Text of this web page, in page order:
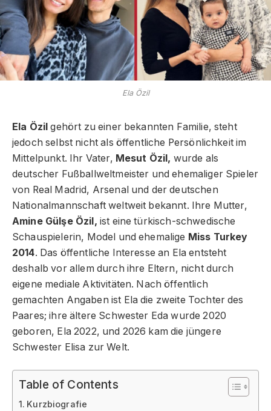
Ela Özil
Ela Özil gehört zu einer bekannten Familie, steht
jedoch selbst nicht als öffentliche Persönlichkeit im
Mittelpunkt. Ihr Vater, Mesut Özil, wurde als
deutscher Fußballweltmeister und ehemaliger Spieler
von Real Madrid, Arsenal und der deutschen
Nationalmannschaft weltweit bekannt. Ihre Mutter,
Amine Gülşe Özil, ist eine türkisch-schwedische
Schauspielerin, Model und ehemalige Miss Turkey
2014. Das öffentliche Interesse an Ela entsteht
deshalb vor allem durch ihre Eltern, nicht durch
eigene mediale Aktivitäten. Nach öffentlich
gemachten Angaben ist Ela die zweite Tochter des
Paares; ihre ältere Schwester Eda wurde 2020
geboren, Ela 2022, und 2026 kam die jüngere
Schwester Elisa zur Welt.
Table of Contents
Kurzbiografie